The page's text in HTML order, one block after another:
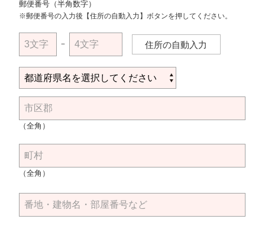
郵便番号（半角数字）
※郵便番号の入力後【住所の自動入力】ボタンを押してください。
－ 住所の自動入力
（全角）
（全角）